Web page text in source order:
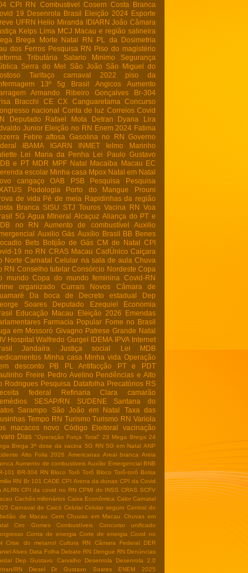
CPI RN Combustivel Cosern Costa Branca
19 Desenrola Brasil Eleição 2024 Esporte
UFRN Helio Miranda IDIARN João Câmara
Kelps Lima MCJ Macau e região salineira
Brega
Morte Natal RN
PL da Dosimetria
dos Ferros Pesquisa RN Piso do magistério
Tributária
Salario Minimo
Segurança
Serra do Mel São João
São Miguel do
Tarifaço carnaval 2022
piso da
13º 5g Brasil Angicos
Aumento
Armando Ribeiro Gonçalves
Br-304
Bracchi
CE CX Canguaretama
Concurso
nacional Conta de luz Correios Covid
Deputado Rafael Mota Detran
Dyana Lira
Junior Eleição no RN Enem 2024 Fatima
Febre aftosa Gasolina no RN Governo
IBAMA IGARN INMET
Ielmo Marinho
Lei Maria da Penha
Lei Paulo Gustavo
e PT MDR MPF Natal Macaiba
Macau EC
escolar Minha casa Mpox Natal em Natal
cangaço
OAB PSB Pesquisa
Pesquisa
Podologia Porto do Mangue
Prouni
de vida Pé de meia Rapidinhas da região
Branca
SISU STJ Touros Vacina RN Voa
5G Agua MIneral Alcaçuz Aliança do PT e
no RN
Aumento de combustível
Auxilio
Auxilio Gás Auxílio Brasil BB Benes
Bets Botijão de Gás CM de Natal CPI
19 no RN CRAS Macau CadÚnico Caiçara
Norte Carnatal Celular na sala de aula Chuva
RN Conselho tutelar Consórcio Nordeste Copa
mundo Copa do mundo feminina
Covid-RN
organizado
Currais Novos
Câmara de
Da boca de Decreto estadual
Dep
Soares
Deputado Ezequiel
Economia
Educação Macau Eleição 2026
Emendas
Farmacia Popular Fome no Brasil
em Mossoró Givagno Patrese Grande Natal
Hospital Walfredo Gurgel IDEMA IPVA Internet
Jandaíra Justiça social Lei
MDB
Minha casa Minha vida Operação
desconto
PB PL Antifacção
PT e PDT
Freire Pedro Avelino Pendências e Alto
Rodrigues Pesquisa Datafolha Precatórios RS
federal
Refinaria Clara camarão
SESAP/RN SUDENE
Santana do
Sarampo São João em Natal
Taxa das
Tempo RN Turismo Turismo RN Variola
macacos
novo Código Eleitoral
vacinação
Dias "Operação Força Total" 23 Mega Brega 24
Brega 3ª dose da vacina 5G RN 5G em Natal ANP
Alto Folia 2026 Americanas Areai branca Areia
Aumento de combustiveis Auxílio Emergencial BNB
101
BR-304 RN Bloco Torô Torô Bloco Torô-torô Bolsa
RN Br 101 CADE CPI Arena da dunas CPI da Covid
ALRN CPI da covid no RN CPMI do INSS CRAS SCFV
Cachês milionários Caixa Econômica Calor Carnatal
Carnaval de Caicó Celular Celular seguro Central do
de Macau
Cern Chuvas em Macau
Chuvas em
Ciro Gomes Combustíveis
Concurso unificado
Conta de energia Corte de energia Covid no
Crise do metanol Cultura RN Câmara Federal
DER
Alves Data Folha Debate RN Dengue RN Denúncias
Dep Gustavo Carvalho Desenrola
Desenrola 2.0
RN
Diesel Dr Gustavo Soares ENEM 2025